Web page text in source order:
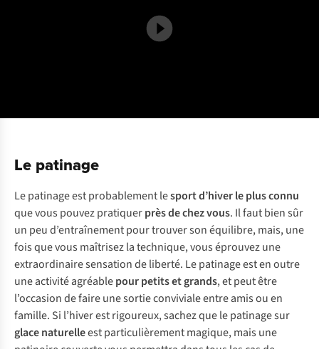
Le patinage
Le patinage est probablement lesport d’hiver le plus connu
que vous pouvez pratiquerprès de chez vous. Il faut bien sûr
un peu d’entraînement pour trouver son équilibre, mais, une
fois que vous maîtrisez la technique, vous éprouvez une
extraordinaire sensation de liberté. Le patinage est en outre
une activité agréablepour petits et grands, et peut être
l’occasion de faire une sortie conviviale entre amis ou en
famille. Si l’hiver est rigoureux, sachez que le patinage sur
glace naturelleest particulièrement magique, mais une